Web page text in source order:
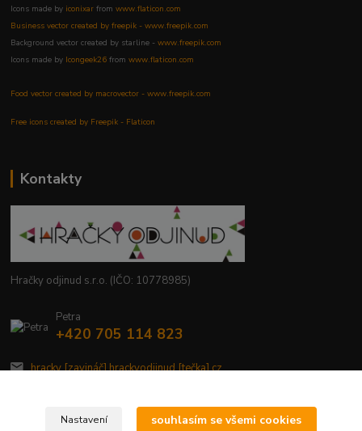
Icons made by iconixar fromwww.flaticon.com
Business vector created by freepik - www.freepik.com
Background vector created by starline -www.freepik.com
Icons made by Icongeek26 fromwww.flaticon.com
Food vector created by macrovector - www.freepik.com
Free icons created by Freepik - Flaticon
Kontakty
Hračky odjinud s.r.o. (IČO: 10778985)
Petra
+420 705 114 823
hracky [zavináč] hrackyodjinud [tečka] cz
Nastavení souhlasím se všemi cookies